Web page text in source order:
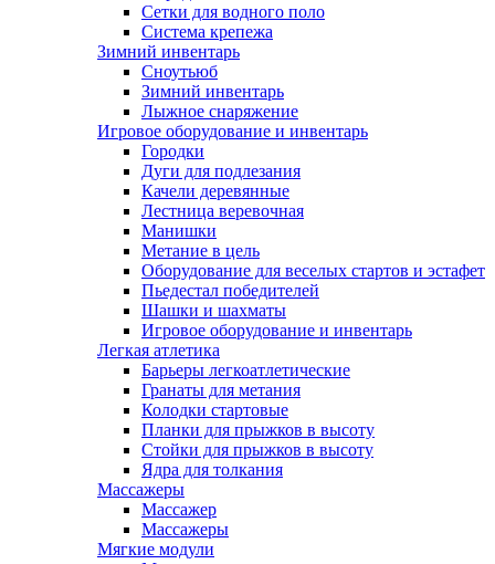
Сетки для водного поло
Система крепежа
Зимний инвентарь
Сноутьюб
Зимний инвентарь
Лыжное снаряжение
Игровое оборудование и инвентарь
Городки
Дуги для подлезания
Качели деревянные
Лестница веревочная
Манишки
Метание в цель
Оборудование для веселых стартов и эстафет
Пьедестал победителей
Шашки и шахматы
Игровое оборудование и инвентарь
Легкая атлетика
Барьеры легкоатлетические
Гранаты для метания
Колодки стартовые
Планки для прыжков в высоту
Стойки для прыжков в высоту
Ядра для толкания
Массажеры
Массажер
Массажеры
Мягкие модули